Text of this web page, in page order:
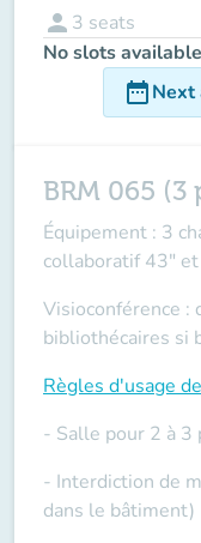
person 3 seats
No slots
date_rangeNext
BRM 065 (3
Équipement : 3
collaboratif 43"
Visioconférence :
bibliothécaires si
Règles d'usage
- Salle pour 2 à 3
- Interdiction de
dans le bâtiment)